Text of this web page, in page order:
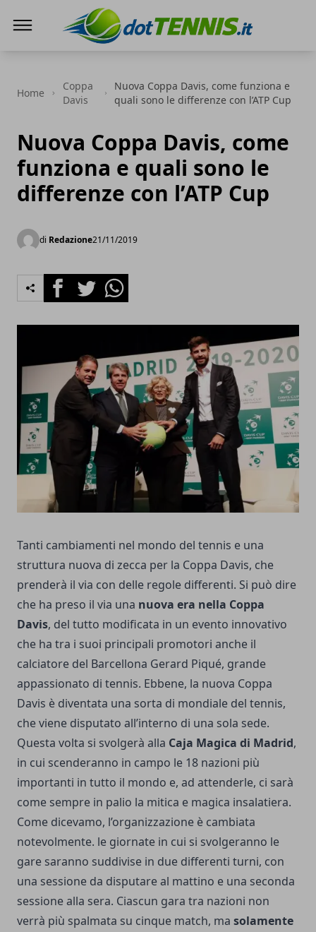
Home
Coppa
Davis
Nuova Coppa Davis, come funziona e
quali sono le differenze con l’ATP Cup
Nuova Coppa Davis, come
funziona e quali sono le
differenze con l’ATP Cup
di Redazione21/11/2019
FacebookTwitterWhatsapp
Tanti cambiamenti nel mondo del tennis e una
struttura nuova di zecca per la Coppa Davis, che
prenderà il via con delle regole differenti. Si può dire
che ha preso il via una nuova era nella Coppa
Davis, del tutto modificata in un evento innovativo
che ha tra i suoi principali promotori anche il
calciatore del Barcellona Gerard Piqué, grande
appassionato di tennis. Ebbene, la nuova Coppa
Davis è diventata una sorta di mondiale del tennis,
che viene disputato all’interno di una sola sede.
Questa volta si svolgerà alla Caja Magica di Madrid,
in cui scenderanno in campo le 18 nazioni più
importanti in tutto il mondo e, ad attenderle, ci sarà
come sempre in palio la mitica e magica insalatiera.
Come dicevamo, l’organizzazione è cambiata
notevolmente. le giornate in cui si svolgeranno le
gare saranno suddivise in due differenti turni, con
una sessione da disputare al mattino e una seconda
sessione alla sera. Ciascun gara tra nazioni non
verrà più spalmata su cinque match, ma solamente